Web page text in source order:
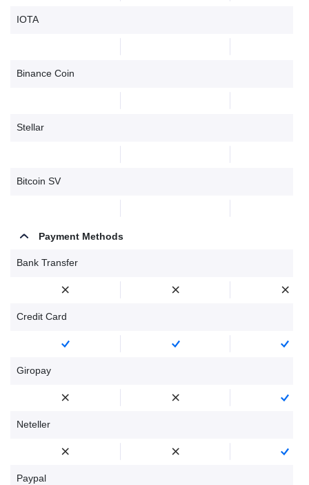
IOTA
Binance Coin
Stellar
Bitcoin SV
Payment Methods
Bank Transfer
Credit Card
Giropay
Neteller
Paypal